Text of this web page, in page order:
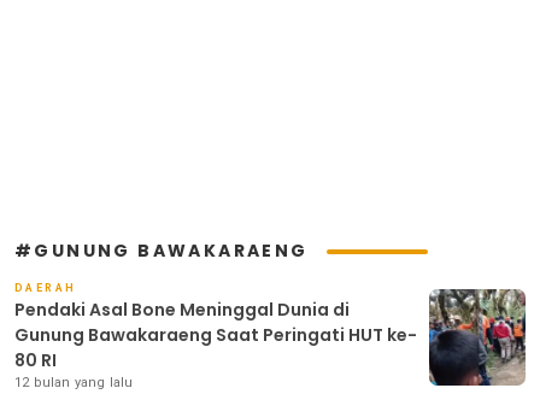
#GUNUNG BAWAKARAENG
DAERAH
Pendaki Asal Bone Meninggal Dunia di
Gunung Bawakaraeng Saat Peringati HUT ke-
80 RI
12 bulan yang lalu